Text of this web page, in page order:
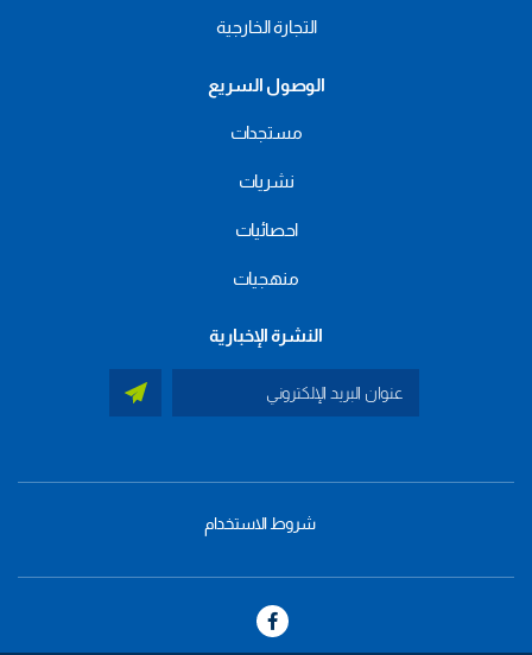
التجارة الخارجية
الوصول السريع
مستجدات
نشريات
احصائيات
منهجيات
النشرة الإخبارية
footer
شروط الاستخدام